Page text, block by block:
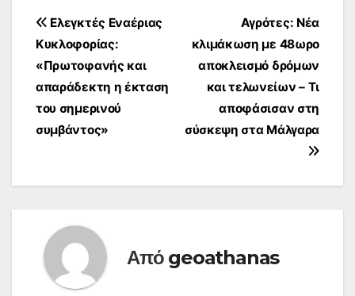
Πλοήγηση
άρθρων
Αγρότες: Νέα
κλιμάκωση με 48ωρο
αποκλεισμό δρόμων
και τελωνείων – Τι
αποφάσισαν στη
σύσκεψη στα Μάλγαρα
Ελεγκτές Εναέριας
Κυκλοφορίας:
«Πρωτοφανής και
απαράδεκτη η έκταση
του σημερινού
συμβάντος»
Από geoathanas